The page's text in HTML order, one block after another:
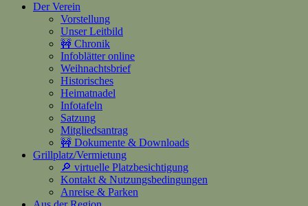
Der Verein
Vorstellung
Unser Leitbild
🚧 Chronik
Infoblätter online
Weihnachtsbrief
Historisches
Heimatnadel
Infotafeln
Satzung
Mitgliedsantrag
🚧 Dokumente & Downloads
Grillplatz/Vermietung
🔎 virtuelle Platzbesichtigung
Kontakt & Nutzungsbedingungen
Anreise & Parken